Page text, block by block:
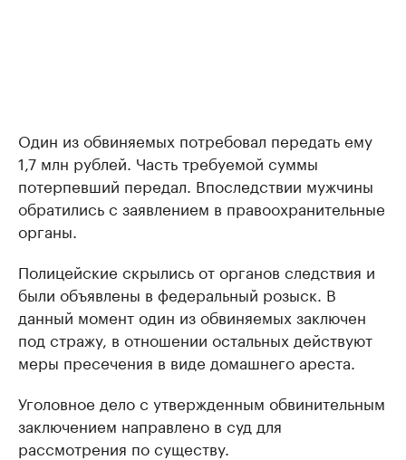
Один из обвиняемых потребовал передать ему
1,7 млн рублей. Часть требуемой суммы
потерпевший передал. Впоследствии мужчины
обратились с заявлением в правоохранительные
органы.
Полицейские скрылись от органов следствия и
были объявлены в федеральный розыск. В
данный момент один из обвиняемых заключен
под стражу, в отношении остальных действуют
меры пресечения в виде домашнего ареста.
Уголовное дело с утвержденным обвинительным
заключением направлено в суд для
рассмотрения по существу.